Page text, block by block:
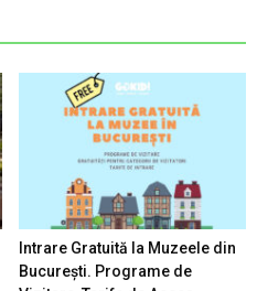
Intrare Gratuită la Muzeele din
București. Programe de